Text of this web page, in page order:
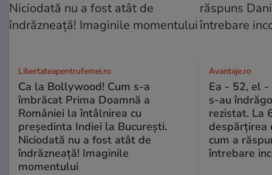
Libertateapentrufemei.ro
Ca la Bollywood! Cum s-a
îmbrăcat Prima Doamnă a
României la întâlnirea cu
președinta Indiei la București.
Niciodată nu a fost atât de
îndrăzneață! Imaginile
momentului
Avantaje.ro
Ea - 52, el -
s-au
rezistat. La
despărțirea
cum a
întrebare